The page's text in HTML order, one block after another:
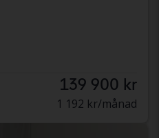
139 900 kr
1 192 kr/månad